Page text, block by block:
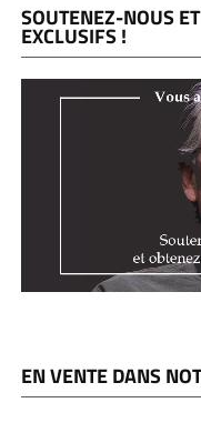
SOUTENEZ-NOUS
EXCLUSIFS !
EN VENTE DANS